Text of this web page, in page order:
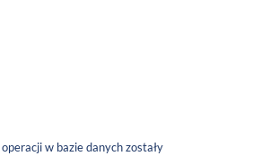
w bazie danych zostały